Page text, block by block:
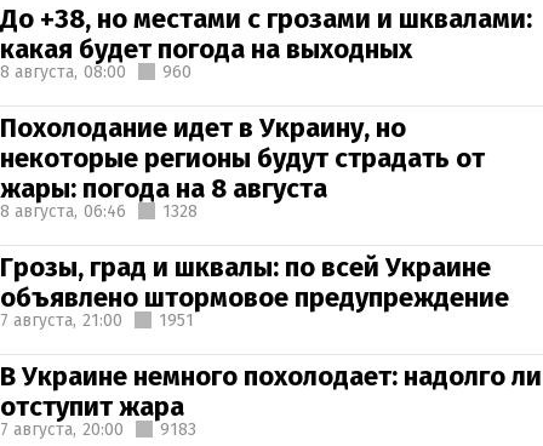
До +38, но местами с грозами и шквалами:
какая будет погода на выходных
8 августа, 08:00 960
Похолодание идет в Украину, но
некоторые регионы будут страдать от
жары: погода на 8 августа
8 августа, 06:46 1328
Грозы, град и шквалы: по всей Украине
объявлено штормовое предупреждение
7 августа, 21:00 1951
В Украине немного похолодает: надолго ли
отступит жара
7 августа, 20:00 9183